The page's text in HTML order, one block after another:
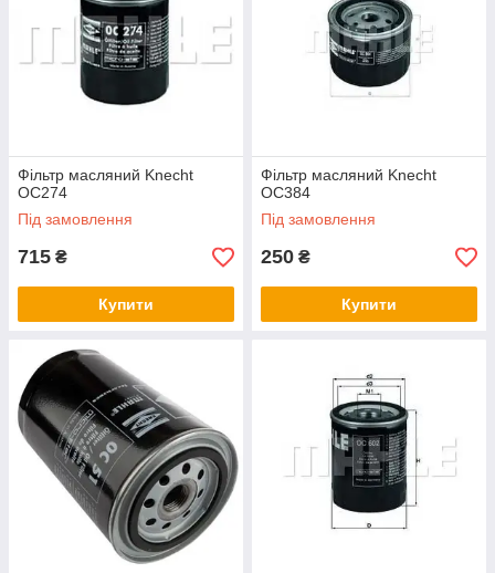
Фільтр масляний Knecht
OC274
Під замовлення
715 ₴
Купити
Фільтр масляний Knecht
OC384
Під замовлення
250 ₴
Купити